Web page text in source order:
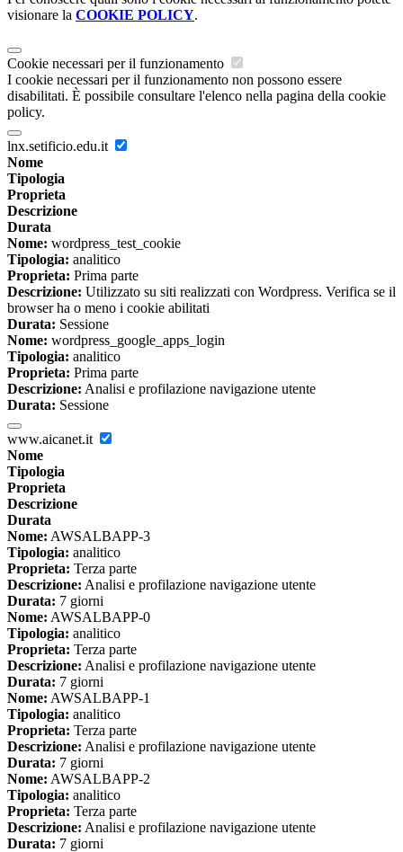
visionare la COOKIE POLICY.
Cookie necessari per il funzionamento
I cookie necessari per il funzionamento non possono essere
disabilitati. È possibile consultare l'elenco nella pagina della cookie
policy.
lnx.setificio.edu.it
Nome
Tipologia
Proprieta
Descrizione
Durata
Nome: wordpress_test_cookie
Tipologia: analitico
Proprieta: Prima parte
Descrizione: Utilizzato su siti realizzati con Wordpress. Verifica se il
browser ha o meno i cookie abilitati
Durata: Sessione
Nome: wordpress_google_apps_login
Tipologia: analitico
Proprieta: Prima parte
Descrizione: Analisi e profilazione navigazione utente
Durata: Sessione
www.aicanet.it
Nome
Tipologia
Proprieta
Descrizione
Durata
Nome: AWSALBAPP-3
Tipologia: analitico
Proprieta: Terza parte
Descrizione: Analisi e profilazione navigazione utente
Durata: 7 giorni
Nome: AWSALBAPP-0
Tipologia: analitico
Proprieta: Terza parte
Descrizione: Analisi e profilazione navigazione utente
Durata: 7 giorni
Nome: AWSALBAPP-1
Tipologia: analitico
Proprieta: Terza parte
Descrizione: Analisi e profilazione navigazione utente
Durata: 7 giorni
Nome: AWSALBAPP-2
Tipologia: analitico
Proprieta: Terza parte
Descrizione: Analisi e profilazione navigazione utente
Durata: 7 giorni